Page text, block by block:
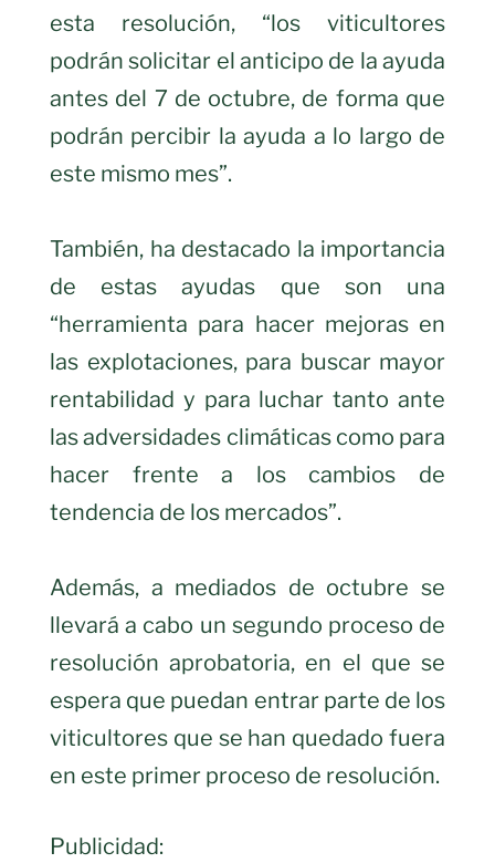
esta resolución, “los viticultores
podrán solicitar el anticipo de la ayuda
antes del 7 de octubre, de forma que
podrán percibir la ayuda a lo largo de
este mismo mes”.
También, ha destacado la importancia
de estas ayudas que son una
“herramienta para hacer mejoras en
las explotaciones, para buscar mayor
rentabilidad y para luchar tanto ante
las adversidades climáticas como para
hacer frente a los cambios de
tendencia de los mercados”.
Además, a mediados de octubre se
llevará a cabo un segundo proceso de
resolución aprobatoria, en el que se
espera que puedan entrar parte de los
viticultores que se han quedado fuera
en este primer proceso de resolución.
Publicidad: